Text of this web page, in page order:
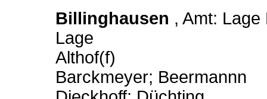
Billinghausen , Amt:
Lage
Althof(f)
Barckmeyer; Beermannn